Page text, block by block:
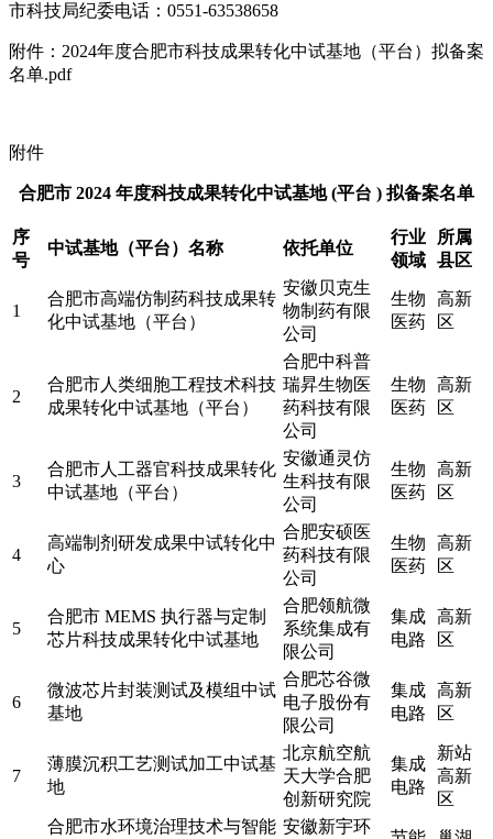
市科技局纪委电话：0551-63538658
附件：2024年度合肥市科技成果转化中试基地（平台）拟备案
名单.pdf
附件
合肥市 2024 年度科技成果转化中试基地 (平台 ) 拟备案名单
序
号
中试基地（平台）名称 依托单位
行业
领域
所属
县区
1
合肥市高端仿制药科技成果转
化中试基地（平台）
安徽贝克生
物制药有限
公司
生物
医药
高新
区
2
合肥市人类细胞工程技术科技
成果转化中试基地（平台）
合肥中科普
瑞昇生物医
药科技有限
公司
生物
医药
高新
区
3
合肥市人工器官科技成果转化
中试基地（平台）
安徽通灵仿
生科技有限
公司
生物
医药
高新
区
4
高端制剂研发成果中试转化中
心
合肥安硕医
药科技有限
公司
生物
医药
高新
区
5
合肥市 MEMS 执行器与定制
芯片科技成果转化中试基地
合肥领航微
系统集成有
限公司
集成
电路
高新
区
6
微波芯片封装测试及模组中试
基地
合肥芯谷微
电子股份有
限公司
集成
电路
高新
区
7
薄膜沉积工艺测试加工中试基
地
北京航空航
天大学合肥
创新研究院
集成
电路
新站
高新
区
合肥市水环境治理技术与智能 安徽新宇环